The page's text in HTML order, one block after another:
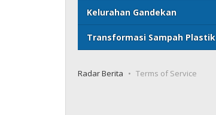
Kelurahan Gandekan
Transformasi Sampah Plastik
Radar Berita Terms of Service